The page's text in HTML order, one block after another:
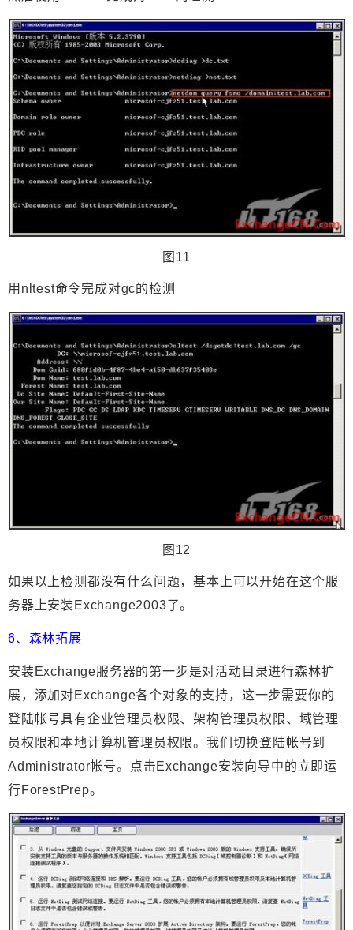
图11
用nltest命令完成对gc的检测
图12
如果以上检测都没有什么问题，基本上可以开始在这个服
务器上安装Exchange2003了。
6、森林拓展
安装Exchange服务器的第一步是对活动目录进行森林扩
展，添加对Exchange各个对象的支持，这一步需要你的
登陆帐号具有企业管理员权限、架构管理员权限、域管理
员权限和本地计算机管理员权限。我们切换登陆帐号到
Administrator帐号。点击Exchange安装向导中的立即运
行ForestPrep。